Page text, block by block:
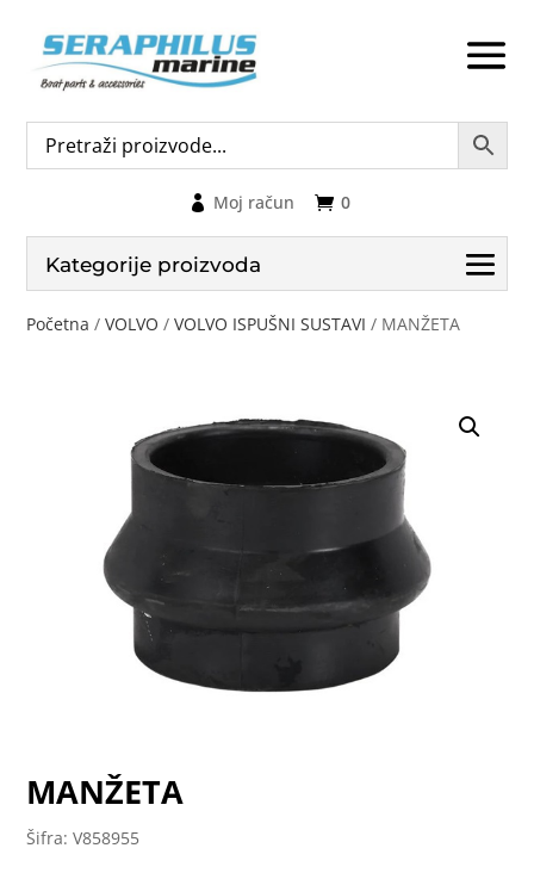
0
Moj račun
Kategorije proizvoda
Početna /VOLVO /VOLVO ISPUŠNI SUSTAVI / MANŽETA
MANŽETA
Šifra: V858955